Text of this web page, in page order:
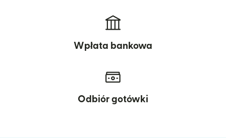
Wpłata bankowa
Odbiór gotówki